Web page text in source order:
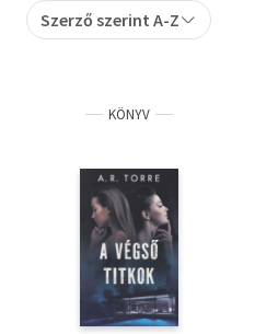
Szakkönyv
Tankönyv, segédkönyv
Társadalomtudomány
Természettudomány
Történelem
Szerző szerint A-Z
KÖNYV